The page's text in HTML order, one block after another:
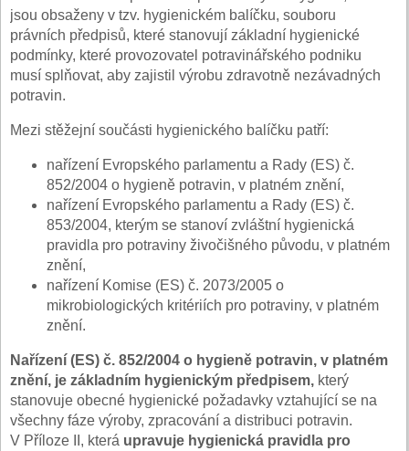
jsou obsaženy v tzv. hygienickém balíčku, souboru
právních předpisů, které stanovují základní hygienické
podmínky, které provozovatel potravinářského podniku
musí splňovat, aby zajistil výrobu zdravotně nezávadných
potravin.
Mezi stěžejní součásti hygienického balíčku patří:
nařízení Evropského parlamentu a Rady (ES) č.
852/2004 o hygieně potravin, v platném znění,
nařízení Evropského parlamentu a Rady (ES) č.
853/2004, kterým se stanoví zvláštní hygienická
pravidla pro potraviny živočišného původu, v platném
znění,
nařízení Komise (ES) č. 2073/2005 o
mikrobiologických kritériích pro potraviny, v platném
znění.
Nařízení (ES) č. 852/2004 o hygieně potravin, v platném
znění, je základním hygienickým předpisem, který
stanovuje obecné hygienické požadavky vztahující se na
všechny fáze výroby, zpracování a distribuci potravin.
V Příloze II, která upravuje hygienická pravidla pro